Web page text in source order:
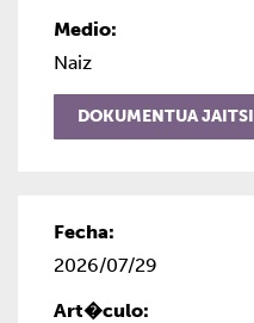
Naiz
DOKUMENTUA JAITSI
2026/07/29